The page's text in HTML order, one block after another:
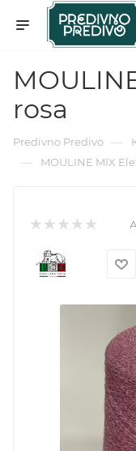
rosa
Predivno Predivo —
— MOULINE MIX